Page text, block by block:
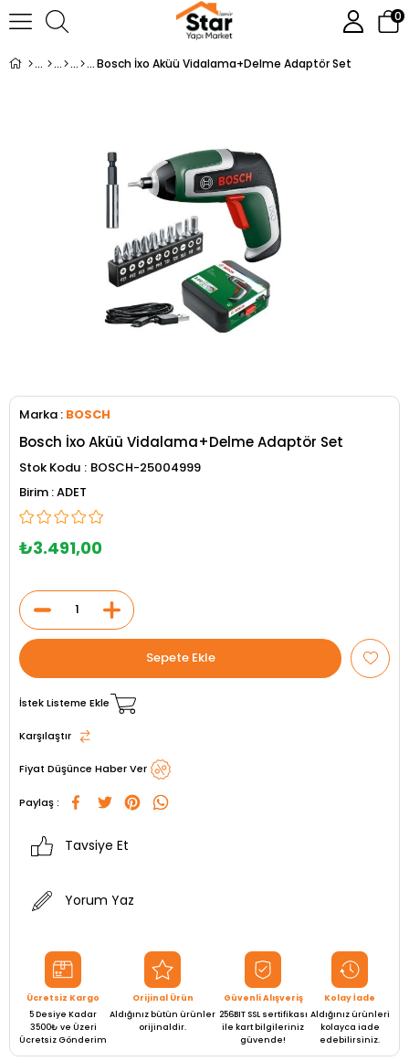
0
Bosch İxo Aküü Vidalama+Delme Adaptör Set
Marka : BOSCH
Bosch İxo Aküü Vidalama+Delme Adaptör Set
Stok Kodu
BOSCH-25004999
ADET
₺3.491,00
İstek Listeme Ekle
Karşılaştır
Fiyat Düşünce Haber Ver
Paylaş :
Tavsiye Et
Yorum Yaz
Ücretsiz Kargo
5 Desiye Kadar
3500₺ ve Üzeri
Ücretsiz Gönderim
Orijinal Ürün
Aldığınız bütün ürünler
orijinaldir.
Güvenli Alışveriş
256BIT SSL sertifikası
ile kart bilgileriniz
güvende!
Kolay İade
Aldığınız ürünleri
kolayca iade
edebilirsiniz.